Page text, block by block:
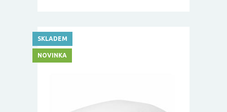
SKLADEM
NOVINKA